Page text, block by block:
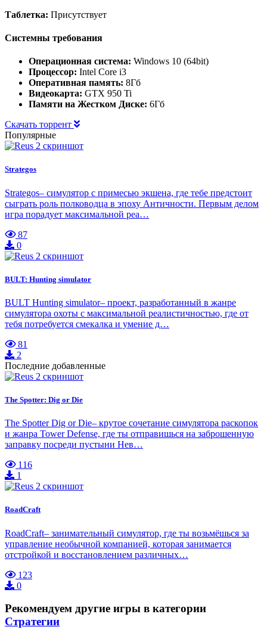
Таблетка: Присутствует
Системны требования
Операционная система: Windows 10 (64bit)
Процессор: Intel Core i3
Оперативная память: 8Гб
Видеокарта: GTX 950 Ti
Памяти на Жестком Диске: 6Гб
Скачать торрент
Популярные
Strategos
Strategos– симулятор с примесью экшена, где тебе предстоит
сыграть роль полководца в эпоху Античности. Первым делом
игра порадует максимальной реа…
87
0
BULT: Hunting simulator
BULT Hunting simulator– проект, разработанный в жанре
симулятора охоты с максимальной реалистичностью, где от
тебя потребуется смекалка и умение д…
81
2
Последние добавленные
The Spotter: Dig or Die
The Spotter Dig or Die– крутое сочетание симулятора раскопок
и жанра Tower Defense, где ты отправишься на заброшенную
заправку посреди пустыни Нев…
116
1
RoadCraft
RoadCraft– занимательный симулятор, где ты возьмёшься за
управление необычной компанией, которая занимается
отстройкой и восстановлением различных…
123
0
Рекомендуем другие игры в категории
Стратегии